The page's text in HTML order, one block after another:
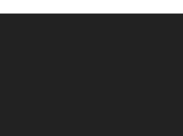
· Normandie Immobilier